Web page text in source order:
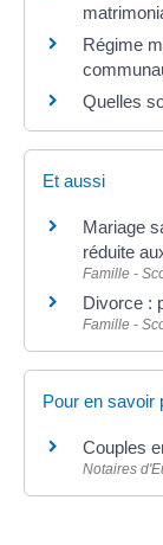
Régime
Quelles
Et aussi
Mariage
réduite
Famille -
Divorce :
Famille -
Pour en savoir
Couples
Notaires